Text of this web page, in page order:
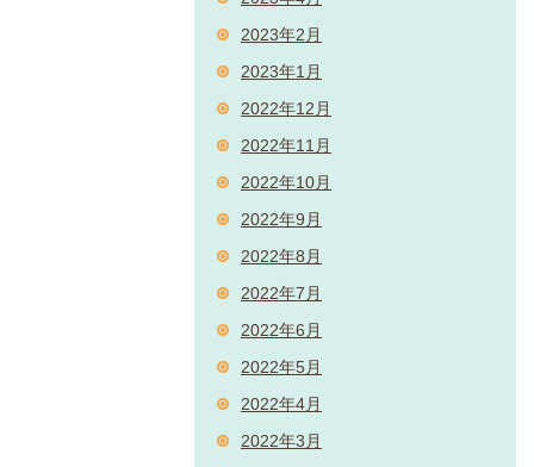
2023年2月
2023年1月
2022年12月
2022年11月
2022年10月
2022年9月
2022年8月
2022年7月
2022年6月
2022年5月
2022年4月
2022年3月